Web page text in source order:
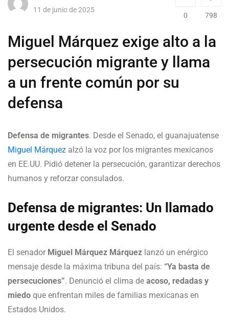
11 de junio de 2025
0 798
Miguel Márquez exige alto a la
persecución migrante y llama
a un frente común por su
defensa
Defensa de migrantes. Desde el Senado, el guanajuatense
Miguel Márquez alzó la voz por los migrantes mexicanos
en EE.UU. Pidió detener la persecución, garantizar derechos
humanos y reforzar consulados.
Defensa de migrantes: Un llamado
urgente desde el Senado
El senador Miguel Márquez Márquez lanzó un enérgico
mensaje desde la máxima tribuna del país: “Ya basta de
persecuciones”. Denunció el clima de acoso, redadas y
miedo que enfrentan miles de familias mexicanas en
Estados Unidos.